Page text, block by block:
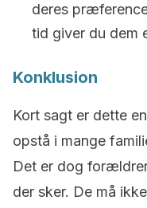
deres
tid giver du dem
Konklusion
Kort sagt er dette
opstå i mange
Det er dog
der sker. De må